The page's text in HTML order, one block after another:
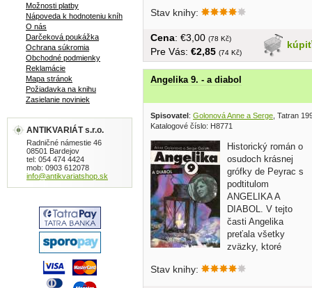
Stav knihy:
kúpiť
Cena: €3,00 (78 Kč)
Pre Vás: €2,85 (74 Kč)
Angelika 9. - a diabol
Spisovatel: Golonová Anne a Serge , Tatran
Katalogové číslo: H8771
Historický román o
osudoch krásnej
grófky de Peyrac s
podtitulom
ANGELIKA A
DIABOL. V tejto
časti Angelika
preťala všetky
zväzky, ktoré
Francúzskom a usadila...
Stav knihy:
Možnosti platby
Nápoveda k hodnoteniu kníh
O nás
Darčeková poukážka
Ochrana súkromia
Obchodné podmienky
Reklamácie
Mapa stránok
Požiadavka na knihu
Zasielanie noviniek
ANTIKVARIÁT s.r.o.
Radničné námestie 46
08501 Bardejov
tel: 054 474 4424
mob: 0903 612078
info@antikvariatshop.sk